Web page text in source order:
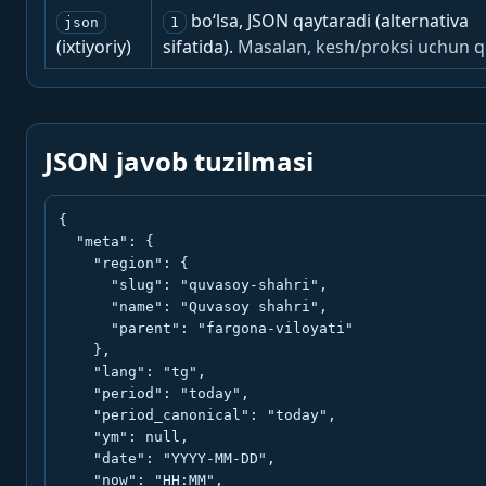
json
(ixtiyoriy)
1
bo‘lsa, JSON qaytaradi (alternativa
sifatida). Masalan, kesh/proksi uchun
JSON javob tuzilmasi
{
  "meta": {
    "region": {
      "slug": "quvasoy-shahri",
      "name": "Quvasoy shahri",
      "parent": "fargona-viloyati"
    },
    "lang": "tg",
    "period": "today",
    "period_canonical": "today",
    "ym": null,
    "date": "YYYY-MM-DD",
    "now": "HH:MM",